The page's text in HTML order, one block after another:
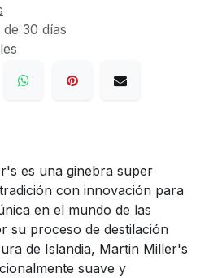
30 días
es una ginebra super
con innovación para
en el mundo de las
su proceso de destilación
de Islandia, Martin Miller's
suave y